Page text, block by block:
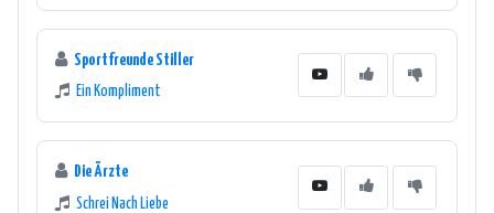
Sportfreunde Stiller
Ein Kompliment
Die Ärzte
Schrei Nach Liebe